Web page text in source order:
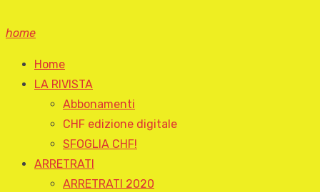
home
Home
LA RIVISTA
Abbonamenti
CHF edizione digitale
SFOGLIA CHF!
ARRETRATI
ARRETRATI 2020